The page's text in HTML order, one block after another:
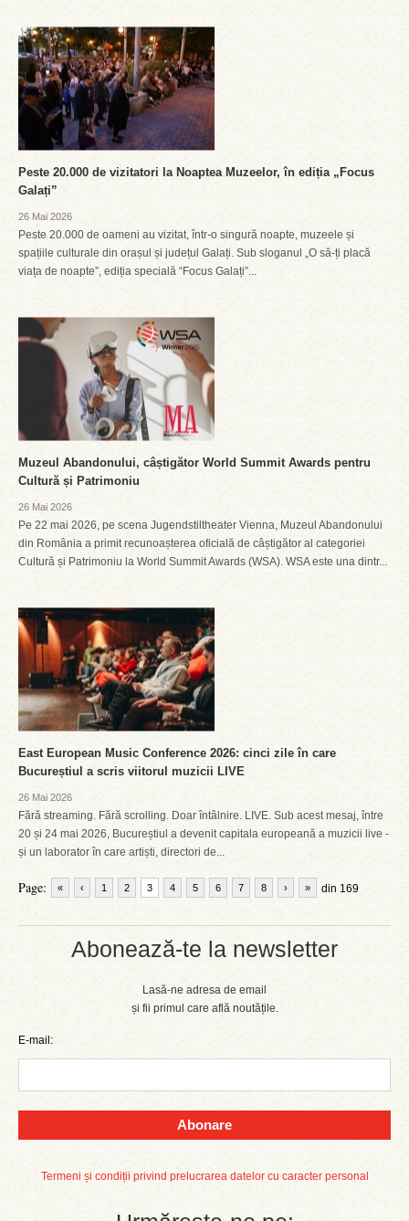
Abonează-te la newsletter
Lasă-ne adresa de email
și fii primul care află noutățile.
E-mail:
Abonare
Termeni și condiții privind prelucrarea datelor cu caracter personal
Peste 20.000 de vizitatori la Noaptea Muzeelor, în ediția „Focus
Galați”
26 Mai 2026
Peste 20.000 de oameni au vizitat, într-o singură noapte, muzeele și
spațiile culturale din orașul și județul Galați. Sub sloganul „O să-ți placă
viața de noapte”, ediția specială “Focus Galați”...
Muzeul Abandonului, câștigător World Summit Awards pentru
Cultură și Patrimoniu
26 Mai 2026
Pe 22 mai 2026, pe scena Jugendstiltheater Vienna, Muzeul Abandonului
din România a primit recunoașterea oficială de câștigător al categoriei
Cultură și Patrimoniu la World Summit Awards (WSA). WSA este una dintr...
East European Music Conference 2026: cinci zile în care
Bucureștiul a scris viitorul muzicii LIVE
26 Mai 2026
Fără streaming. Fără scrolling. Doar întâlnire. LIVE. Sub acest mesaj, între
20 și 24 mai 2026, Bucureștiul a devenit capitala europeană a muzicii live -
și un laborator în care artiști, directori de...
Page: « ‹ 1 2 3 4 5 6 7 8 din 169
› »